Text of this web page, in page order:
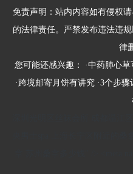
免责声明：站内内容如有侵权
的法律责任。严禁发布违法违
律
您可能还感兴趣： ·中药肺心草
·跨境邮寄月饼有讲究·3个步骤